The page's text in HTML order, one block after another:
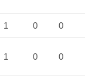
1 0 0
1 0 0